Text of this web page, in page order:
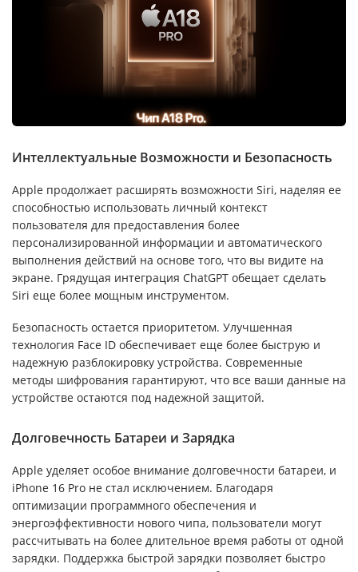
Интеллектуальные Возможности и Безопасность
Apple продолжает расширять возможности Siri, наделяя ее
способностью использовать личный контекст
пользователя для предоставления более
персонализированной информации и автоматического
выполнения действий на основе того, что вы видите на
экране. Грядущая интеграция ChatGPT обещает сделать
Siri еще более мощным инструментом.
Безопасность остается приоритетом. Улучшенная
технология Face ID обеспечивает еще более быструю и
надежную разблокировку устройства. Современные
методы шифрования гарантируют, что все ваши данные на
устройстве остаются под надежной защитой.
Долговечность Батареи и Зарядка
Apple уделяет особое внимание долговечности батареи, и
iPhone 16 Pro не стал исключением. Благодаря
оптимизации программного обеспечения и
энергоэффективности нового чипа, пользователи могут
рассчитывать на более длительное время работы от одной
зарядки. Поддержка быстрой зарядки позволяет быстро